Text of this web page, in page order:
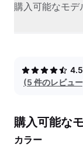
購入可能なモデ
(5 件のレビュ
購入可能な
カラー